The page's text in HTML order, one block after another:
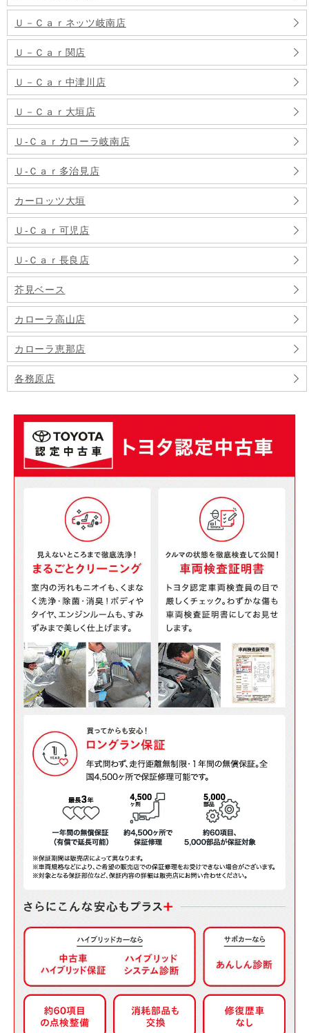
Ｕ－Ｃａｒネッツ岐南店
Ｕ－Ｃａｒ関店
Ｕ－Ｃａｒ中津川店
Ｕ－Ｃａｒ大垣店
Ｕ‐Ｃａｒカローラ岐南店
Ｕ‐Ｃａｒ多治見店
カーロッツ大垣
Ｕ‐Ｃａｒ可児店
Ｕ‐Ｃａｒ長良店
芥見ベース
カローラ高山店
カローラ恵那店
各務原店